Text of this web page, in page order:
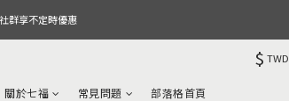
群享不定時優惠
$ TWD
關於七福 常見問題 部落格首頁